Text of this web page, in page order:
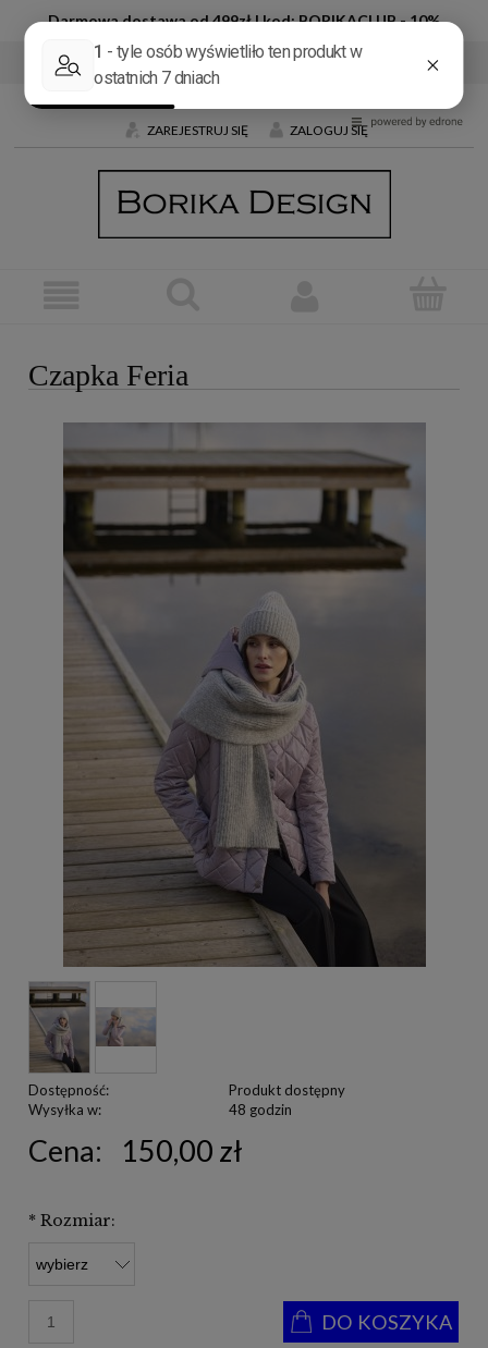
Darmowa dostawa od 499zł | kod: BORIKACLUB - 10%
Tel: +48 600 032 226 E-mail:butik@borika.pl
ZAREJESTRUJ SIĘ ZALOGUJ SIĘ
Czapka Feria
Dostępność:
Produkt dostępny
Wysyłka w:
48 godzin
Cena: 150,00 zł
* Rozmiar:
DO KOSZYKA